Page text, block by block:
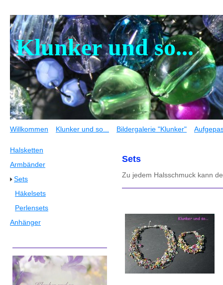
Klunker und so...
Willkommen Klunker und so... Bildergalerie "Klunker"
Sets
Zu jedem Halsschmuck kann
Halsketten
Armbänder
Sets
Häkelsets
Perlensets
Anhänger